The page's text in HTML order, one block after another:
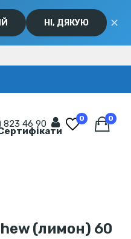
НІ, ДЯКУЮ ✕
823 46 90 0 0
(лимон) 60